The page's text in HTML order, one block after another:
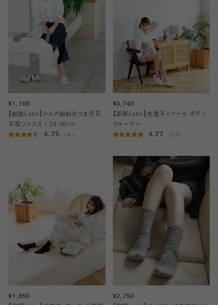
¥1,100
【絹肌Labo】シルク絹紡糸つま先五
本指ソックス / 24-26cm
4.75 （4）
¥3,740
【温脚Labo】光電子×ウール ボディ
ウォーマー
4.77 （13）
¥1,650
¥2,750